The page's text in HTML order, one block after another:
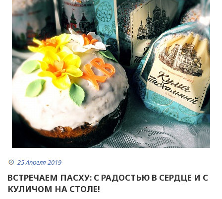
25 Апреля 2019
ВСТРЕЧАЕМ ПАСХУ: С РАДОСТЬЮ В СЕРДЦЕ И С
КУЛИЧОМ НА СТОЛЕ!